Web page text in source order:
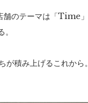
のテーマは「Time」
積み上げるこれから。